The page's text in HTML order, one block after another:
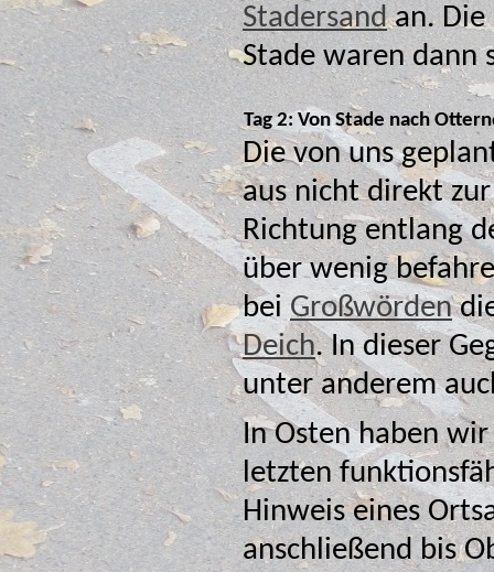
Stadersandan. Die letzten 7 km bis zur Jugendherberge
Stade waren dann
Tag 2: Von Stade nach
Die von uns
aus nicht direkt zur Elbe, sondern in
Richtung entlang
über wenig
bei Großwörden
Deich. In dieser
unter anderem
In Osten haben
letzten
Hinweis eines Ortsansässigen folgend, sind wir
anschließend bis